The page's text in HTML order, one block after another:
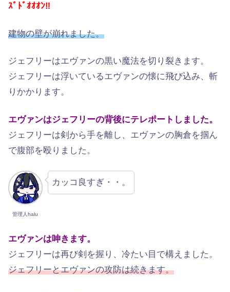
ｽﾞﾄﾞｵｵｵﾝ‼︎
建物の壁が崩れました。
ジェフリーはエヴァンの黒い魔法を切り裂きます。
ジェフリーは浮いているエヴァンの懐に飛び込み、斬
りかかります。
エヴァンはジェフリーの背後にテレポートしました。
ジェフリーは剣から手を離し、エヴァンの胸倉を掴ん
で腹部を殴りました。
管理人halu
カッコ良すぎ・・。
エヴァンは呻きます。
ジェフリーは再び剣を握り、冷たい目で構えました。
ジェフリーとエヴァンの攻防は続きます。